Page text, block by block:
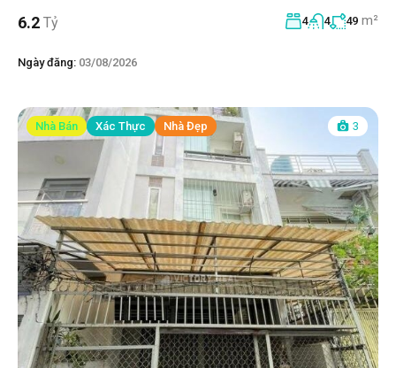
6.2 Tỷ 4 4 49 m²
Ngày đăng: 03/08/2026
Nhà Bán Xác Thực Nhà Đẹp 3